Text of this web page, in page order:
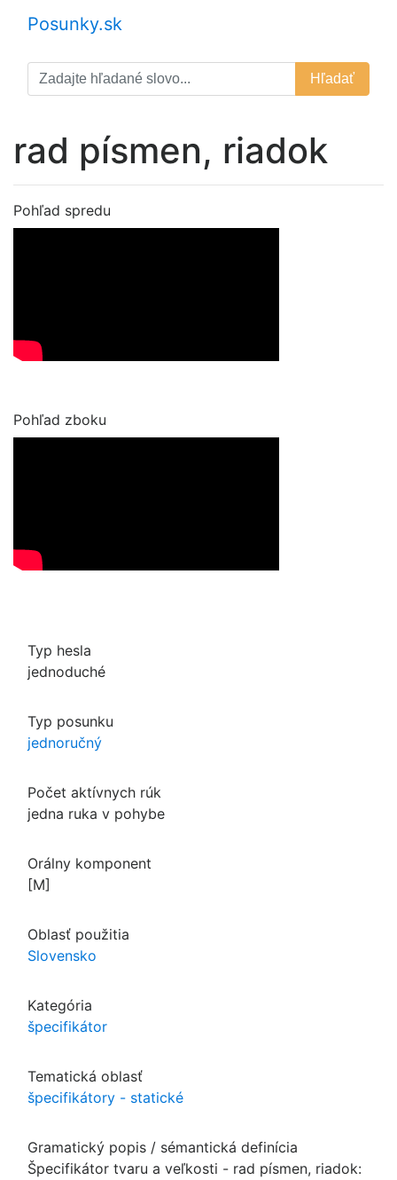
Posunky.sk
Hľadať
rad písmen, riadok
Pohľad spredu
Pohľad zboku
Typ hesla
jednoduché
Typ posunku
jednoručný
Počet aktívnych rúk
jedna ruka v pohybe
Orálny komponent
[M]
Oblasť použitia
Slovensko
Kategória
špecifikátor
Tematická oblasť
špecifikátory - statické
Gramatický popis / sémantická definícia
Špecifikátor tvaru a veľkosti - rad písmen, riadok: